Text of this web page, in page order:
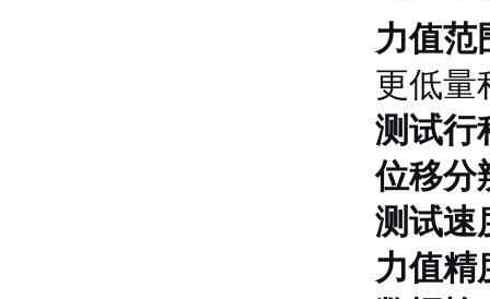
力值范
更低量
测试行
位移分
测试速
力值精